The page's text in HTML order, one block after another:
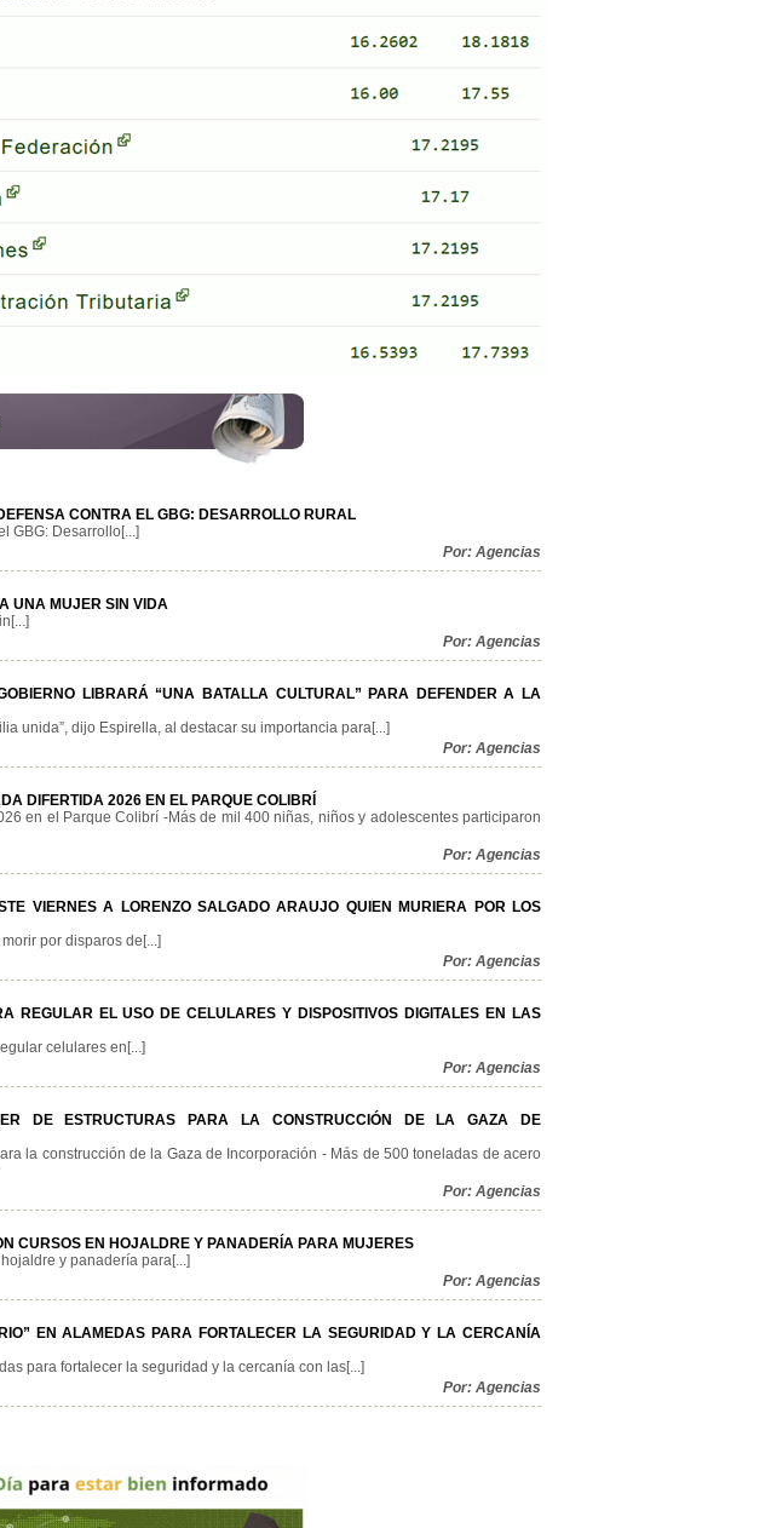
CONTRA EL GBG: DESARROLLO RURAL
GBG: Desarrollo[...]
Por: Agencias
UNA MUJER SIN VIDA
Por: Agencias
LIBRARÁ “UNA BATALLA CULTURAL” PARA DEFENDER A LA
unida”, dijo Espirella, al destacar su importancia para[...]
Por: Agencias
DIFERTIDA 2026 EN EL PARQUE COLIBRÍ
en el Parque Colibrí -Más de mil 400 niñas, niños y adolescentes participaron
Por: Agencias
VIERNES A LORENZO SALGADO ARAUJO QUIEN MURIERA POR LOS
por disparos de[...]
Por: Agencias
REGULAR EL USO DE CELULARES Y DISPOSITIVOS DIGITALES EN LAS
celulares en[...]
Por: Agencias
DE ESTRUCTURAS PARA LA CONSTRUCCIÓN DE LA GAZA DE
la construcción de la Gaza de Incorporación - Más de 500 toneladas de acero
Por: Agencias
CURSOS EN HOJALDRE Y PANADERÍA PARA MUJERES
y panadería para[...]
Por: Agencias
EN ALAMEDAS PARA FORTALECER LA SEGURIDAD Y LA CERCANÍA
para fortalecer la seguridad y la cercanía con las[...]
Por: Agencias